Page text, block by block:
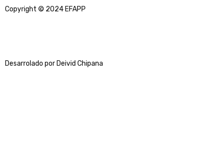
Copyright © 2024 EFAPP
Desarrolado por Deivid Chipana